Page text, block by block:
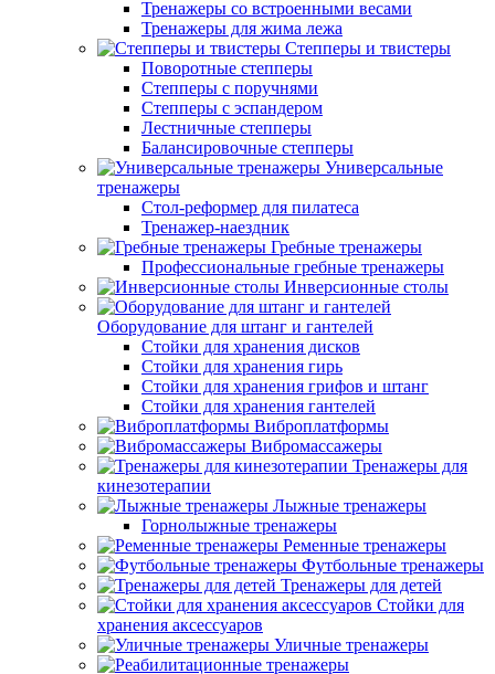
Тренажеры со встроенными весами
Тренажеры для жима лежа
Степперы и твистеры
Поворотные степперы
Степперы с поручнями
Степперы с эспандером
Лестничные степперы
Балансировочные степперы
Универсальные
тренажеры
Стол-реформер для пилатеса
Тренажер-наездник
Гребные тренажеры
Профессиональные гребные тренажеры
Инверсионные столы
Оборудование для штанг и гантелей
Стойки для хранения дисков
Стойки для хранения гирь
Стойки для хранения грифов и штанг
Стойки для хранения гантелей
Виброплатформы
Вибромассажеры
Тренажеры для
кинезотерапии
Лыжные тренажеры
Горнолыжные тренажеры
Ременные тренажеры
Футбольные тренажеры
Тренажеры для детей
Стойки для
хранения аксессуаров
Уличные тренажеры